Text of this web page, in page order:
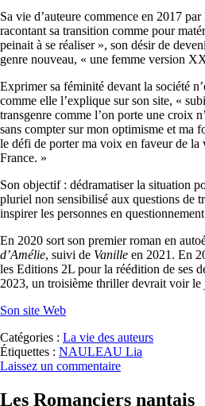
Sa vie d’auteure commence en 2017
racontant sa transition comme pour
peinait à se réaliser », son désir de
genre nouveau, « une femme version
Exprimer sa féminité devant la société
comme elle l’explique sur son site, «
transgenre comme l’on porte une croix
sans compter sur mon optimisme et ma
le défi de porter ma voix en faveur de la
France. »
Son objectif : dédramatiser la situation
pluriel non sensibilisé aux questions de
inspirer les personnes en
En 2020 sort son premier roman en
d’Amélie, suivi de Vanille en 2021. En
les Editions 2L pour la réédition de ses
2023, un troisième thriller devrait voir le
Son site Web
Catégories : La vie des auteurs
Étiquettes : NAULEAU Lia
Laissez un commentaire
Les Romanciers nantais